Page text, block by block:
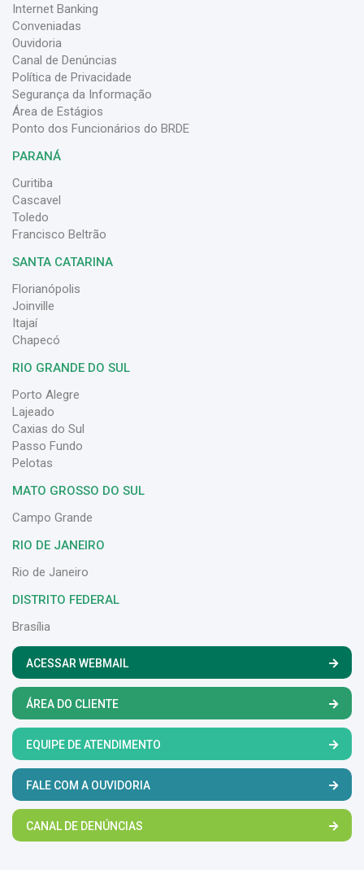
Internet Banking
Conveniadas
Ouvidoria
Canal de Denúncias
Política de Privacidade
Segurança da Informação
Área de Estágios
Ponto dos Funcionários do BRDE
PARANÁ
Curitiba
Cascavel
Toledo
Francisco Beltrão
SANTA CATARINA
Florianópolis
Joinville
Itajaí
Chapecó
RIO GRANDE DO SUL
Porto Alegre
Lajeado
Caxias do Sul
Passo Fundo
Pelotas
MATO GROSSO DO SUL
Campo Grande
RIO DE JANEIRO
Rio de Janeiro
DISTRITO FEDERAL
Brasília
ACESSAR WEBMAIL
ÁREA DO CLIENTE
EQUIPE DE ATENDIMENTO
FALE COM A OUVIDORIA
CANAL DE DENÚNCIAS